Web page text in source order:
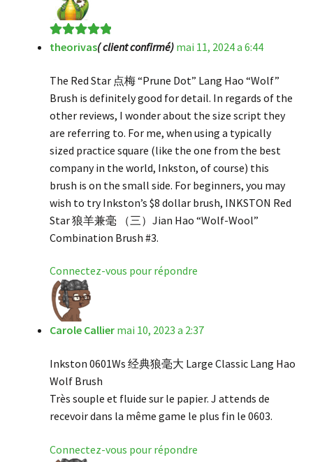
Note5sur 5
theorivas( client confirmé) mai 11, 2024 a 6:44
The Red Star 点梅 “Prune Dot” Lang Hao “Wolf”
Brush is definitely good for detail. In regards of the
other reviews, I wonder about the size script they
are referring to. For me, when using a typically
sized practice square (like the one from the best
company in the world, Inkston, of course) this
brush is on the small side. For beginners, you may
wish to try Inkston’s $8 dollar brush, INKSTON Red
Star 狼羊兼毫 （三）Jian Hao “Wolf-Wool”
Combination Brush #3.
Connectez-vous pour répondre
Carole Callier mai 10, 2023 a 2:37
Inkston 0601Ws 经典狼毫大 Large Classic Lang Hao
Wolf Brush
Très souple et fluide sur le papier. J attends de
recevoir dans la même game le plus fin le 0603.
Connectez-vous pour répondre